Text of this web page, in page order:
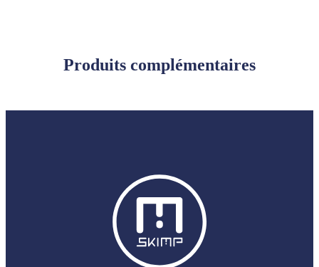
Produits complémentaires